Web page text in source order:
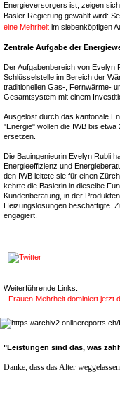
Energieversorgers ist, zeigen
Basler Regierung gewählt wird:
eine Mehrheit im siebenköpfigen
Zentrale Aufgabe der
Der Aufgabenbereich von Evelyn
Schlüsselstelle im Bereich der
traditionellen Gas-, Fernwärme-
Gesamtsystem mit einem
Ausgelöst durch das kantonale
"Energie" wollen die IWB bis
ersetzen.
Die Bauingenieurin Evelyn Rubli
Energieeffizienz und
den IWB leitete sie für einen
kehrte die Baslerin in dieselbe
Kundenberatung, in der
Heizungslösungen beschäftigte.
engagiert.
Weiterführende Links:
- Frauen-Mehrheit dominiert jetzt
"Leistungen sind das, was
Danke, dass das Alter